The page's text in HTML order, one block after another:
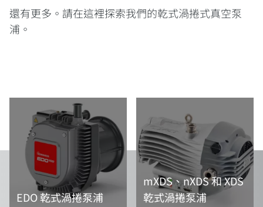
還有更多。請在這裡探索我們的乾式渦捲式真空泵
浦。
EDO 乾式渦捲泵浦
mXDS、nXDS 和 XDS
乾式渦捲泵浦